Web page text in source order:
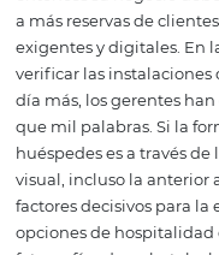
imágenes de las
huéspedes de OTA y
entonces su negocio
a más reservas de
exigentes y digitales.
verificar las
día más, los
que mil palabras. Si